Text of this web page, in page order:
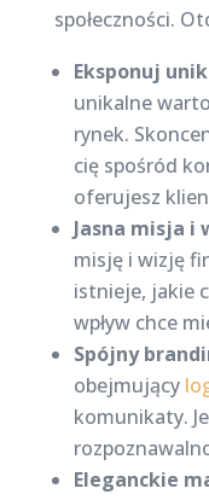
społeczności.
Eksponuj
unikalne
rynek.
cię spośród
oferujesz
Jasna misja i
misję i wizję
istnieje, jakie
wpływ chce
Spójny
obejmujący
komunikaty.
Eleganckie